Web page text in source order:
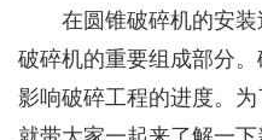
在圆锥破碎机的安装
破碎机的重要组成部分
影响破碎工程的进度。